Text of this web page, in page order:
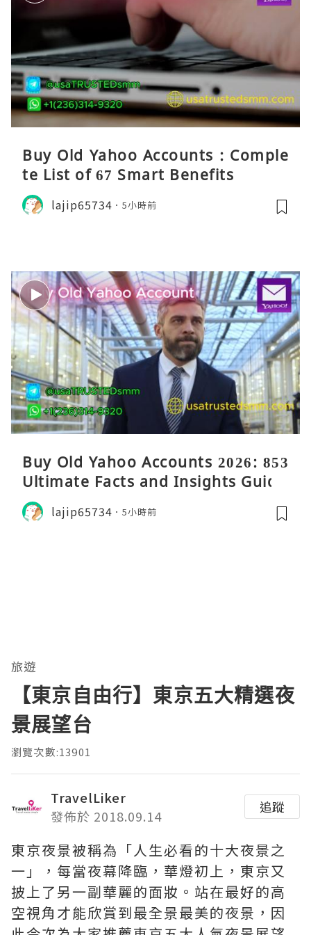
Buy Old Yahoo Accounts : Comple
te List of 67 Smart Benefits
lajip65734 5小時前
Buy Old Yahoo Accounts 2026: 853
Ultimate Facts and Insights Guide
lajip65734 5小時前
旅遊
【東京自由行】東京五大精選夜
景展望台
瀏覽次數:13901
TravelLiker
發佈於 2018.09.14
追蹤
東京夜景被稱為「人生必看的十大夜景之
一」，每當夜幕降臨，華燈初上，東京又
披上了另一副華麗的面妝。站在最好的高
空視角才能欣賞到最全景最美的夜景，因